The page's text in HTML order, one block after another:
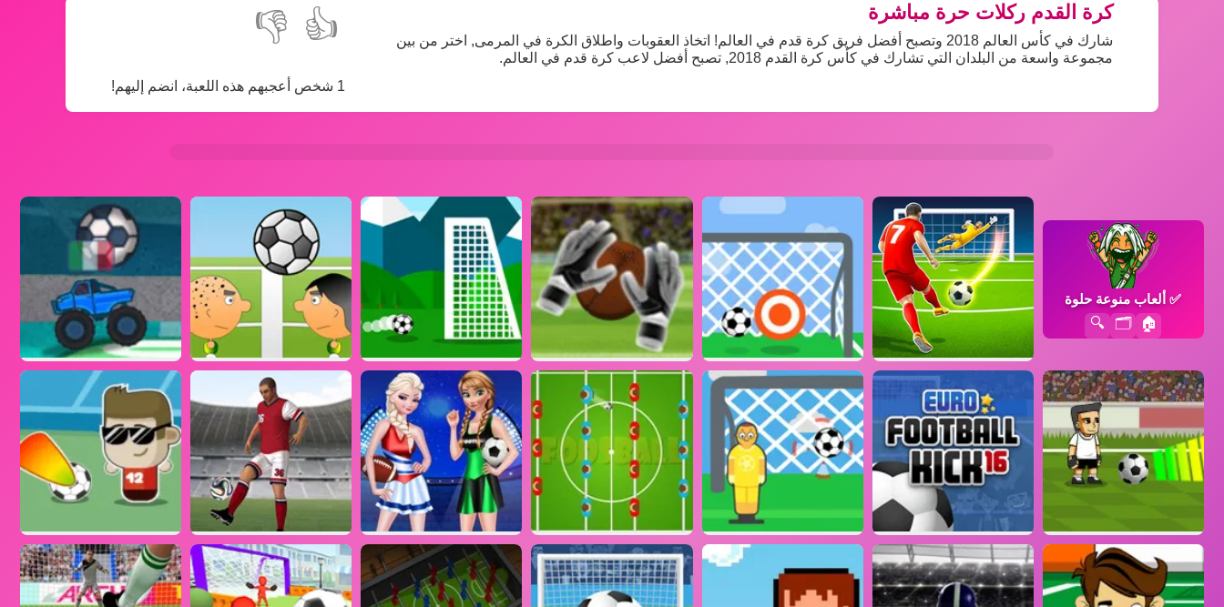
👍
👎
1 شخص أعجبهم هذه اللعبة، انضم إليهم!
كرة القدم ركلات حرة مباشرة
شارك في كأس العالم 2018 وتصبح أفضل فريق كرة قدم في العالم! اتخاذ العقوبات واطلاق الكرة في المرمى, اختر من بين
مجموعة واسعة من البلدان التي تشارك في كأس كرة القدم 2018, تصبح أفضل لاعب كرة قدم في العالم.
✅ألعاب منوعة حلوة
🏠
🗂️
🔍